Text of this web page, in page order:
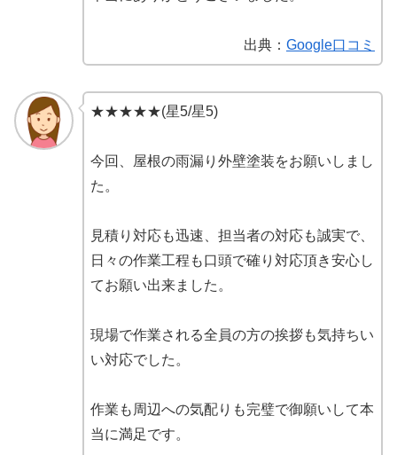
出典： Google口コミ
★★★★★(星5/星5)
今回、屋根の雨漏り外壁塗装をお願いしまし
た。
見積り対応も迅速、担当者の対応も誠実で、
日々の作業工程も口頭で確り対応頂き安心し
てお願い出来ました。
現場で作業される全員の方の挨拶も気持ちい
い対応でした。
作業も周辺への気配りも完璧で御願いして本
当に満足です。